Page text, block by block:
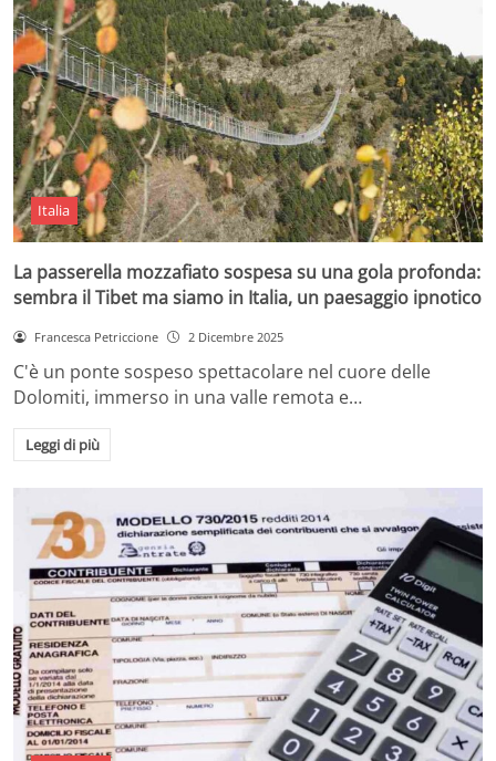
Italia
La passerella mozzafiato sospesa su una gola profonda:
sembra il Tibet ma siamo in Italia, un paesaggio ipnotico
Francesca Petriccione 2 Dicembre 2025
C'è un ponte sospeso spettacolare nel cuore delle
Dolomiti, immerso in una valle remota e…
Leggi di più